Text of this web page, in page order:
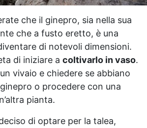
che il ginepro, sia nella sua
che a fusto eretto, è una
di notevoli dimensioni.
di iniziare a coltivarlo in vaso.
vivaio e chiedere se abbiano
o procedere con una
pianta.
di optare per la talea,